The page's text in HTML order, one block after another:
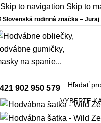
Skip to navigation Skip to
Slovenská rodinná značka – Juraj
902 950 579
VYBERTE